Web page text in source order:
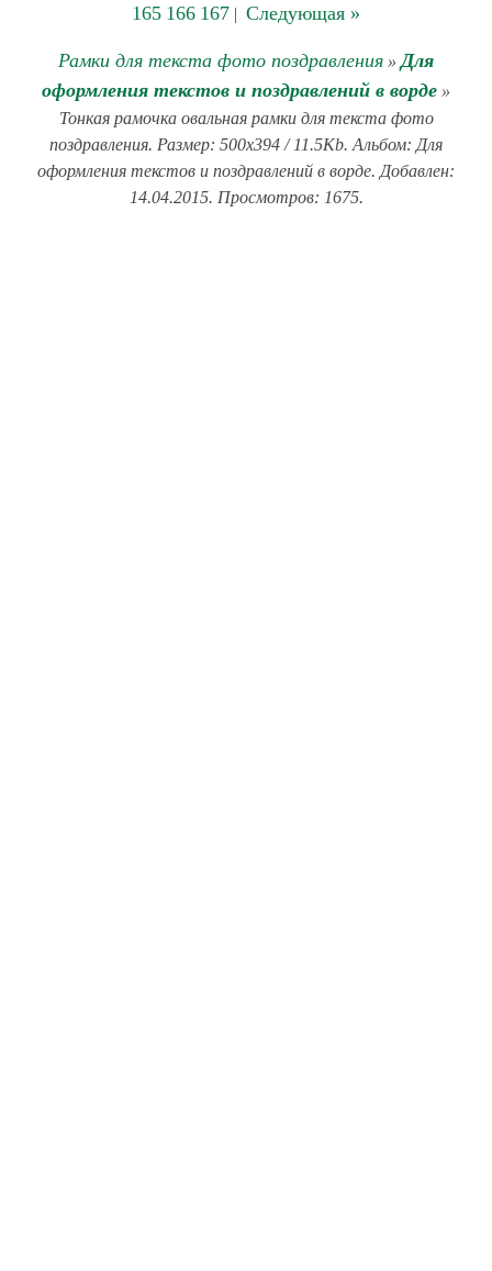
165 166 167 | Следующая »
Рамки для текста фото поздравления » Для
оформления текстов и поздравлений в ворде »
Тонкая рамочка овальная рамки для текста фото
поздравления. Размер: 500x394 / 11.5Kb. Альбом: Для
оформления текстов и поздравлений в ворде. Добавлен:
14.04.2015. Просмотров: 1675.